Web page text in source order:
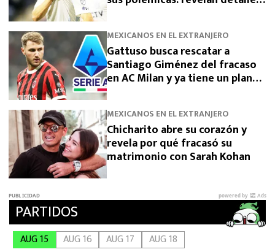
MEXICANOS EN EL EXTRANJERO
Gattuso busca rescatar a
Santiago Giménez del fracaso
en AC Milan y ya tiene un plan
MEXICANOS EN EL EXTRANJERO
Chicharito abre su corazón y
revela por qué fracasó su
matrimonio con Sarah Kohan